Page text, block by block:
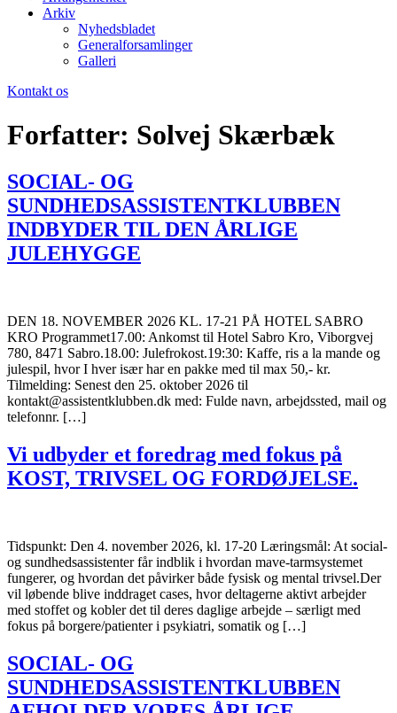
Arkiv
Nyhedsbladet
Generalforsamlinger
Galleri
Kontakt os
Forfatter: Solvej Skærbæk
SOCIAL- OG
SUNDHEDSASSISTENTKLUBBEN
INDBYDER TIL DEN ÅRLIGE
JULEHYGGE
DEN 18. NOVEMBER 2026 KL. 17-21 PÅ HOTEL SABRO
KRO Programmet17.00: Ankomst til Hotel Sabro Kro, Viborgvej
780, 8471 Sabro.18.00: Julefrokost.19:30: Kaffe, ris a la mande og
julespil, hvor I hver især har en pakke med til max 50,- kr.
Tilmelding: Senest den 25. oktober 2026 til
kontakt@assistentklubben.dk med: Fulde navn, arbejdssted, mail og
telefonnr. […]
Vi udbyder et foredrag med fokus på
KOST, TRIVSEL OG FORDØJELSE.
Tidspunkt: Den 4. november 2026, kl. 17-20 Læringsmål: At social-
og sundhedsassistenter får indblik i hvordan mave-tarmsystemet
fungerer, og hvordan det påvirker både fysisk og mental trivsel.Der
vil løbende blive inddraget cases, hvor deltagerne aktivt arbejder
med stoffet og kobler det til deres daglige arbejde – særligt med
fokus på borgere/patienter i psykiatri, somatik og […]
SOCIAL- OG
SUNDHEDSASSISTENTKLUBBEN